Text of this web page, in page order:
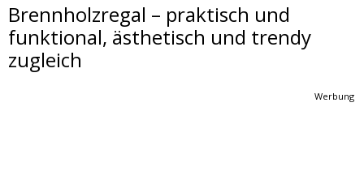
Brennholzregal – praktisch und
funktional, ästhetisch und trendy
zugleich
Werbung